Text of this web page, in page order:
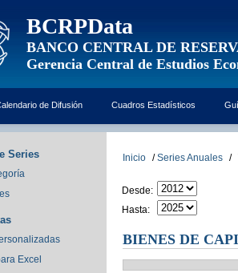
BCRPData
BANCO CENTRAL DE
Gerencia Central de Estudios
de Difusión Cuadros Estadísticos
Series
Excel
Inicio / Series Anuales /
Desde:
Hasta:
BIENES DE